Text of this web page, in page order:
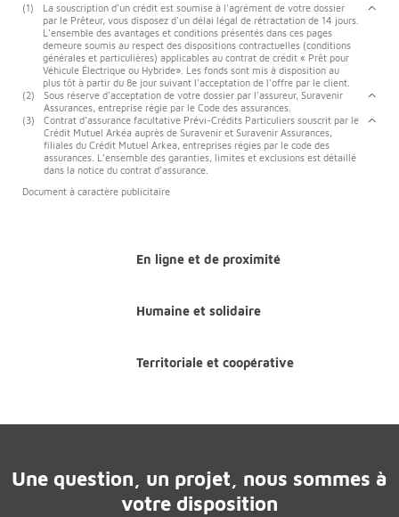
(1)
La souscription d'un crédit est soumise à l'agrément de votre dossier
par le Prêteur, vous disposez d'un délai légal de rétractation de 14 jours.
L'ensemble des avantages et conditions présentés dans ces pages
demeure soumis au respect des dispositions contractuelles (conditions
générales et particulières) applicables au contrat de crédit « Prêt pour
Véhicule Électrique ou Hybride». Les fonds sont mis à disposition au
plus tôt à partir du 8e jour suivant l'acceptation de l'offre par le client.
(2)
Sous réserve d'acceptation de votre dossier par l'assureur, Suravenir
Assurances, entreprise régie par le Code des assurances.
(3)
Contrat d'assurance facultative Prévi-Crédits Particuliers souscrit par le
Crédit Mutuel Arkéa auprès de Suravenir et Suravenir Assurances,
filiales du Crédit Mutuel Arkea, entreprises régies par le code des
assurances. L’ensemble des garanties, limites et exclusions est détaillé
dans la notice du contrat d’assurance.
Document à caractère publicitaire
En ligne et de proximité
Humaine et solidaire
Territoriale et coopérative
Une question, un projet, nous sommes à
votre disposition